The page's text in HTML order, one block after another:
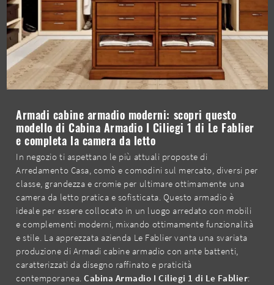
Armadi cabine armadio moderni: scopri questo
modello di Cabina Armadio I Ciliegi 1 di Le Fablier
e completa la camera da letto
In negozio ti aspettano le più attuali proposte di
Arredamento Casa, comò e comodini sul mercato, diversi per
classe, grandezza e cromie per ultimare ottimamente una
camera da letto pratica e sofisticata. Questo armadio è
ideale per essere collocato in un luogo arredato con mobili
e complementi moderni, mixando ottimamente funzionalità
e stile. La apprezzata azienda Le Fablier vanta una svariata
produzione di Armadi cabine armadio con ante battenti,
caratterizzati da disegno raffinato e praticità
contemporanea.Cabina Armadio I Ciliegi 1 di Le Fablier: